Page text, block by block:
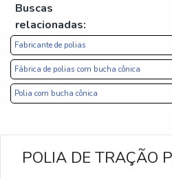
Buscas
relacionadas:
Fabricante de polias
Fábrica de polias com bucha cônica
Polia com bucha cônica
POLIA DE TRAÇÃO